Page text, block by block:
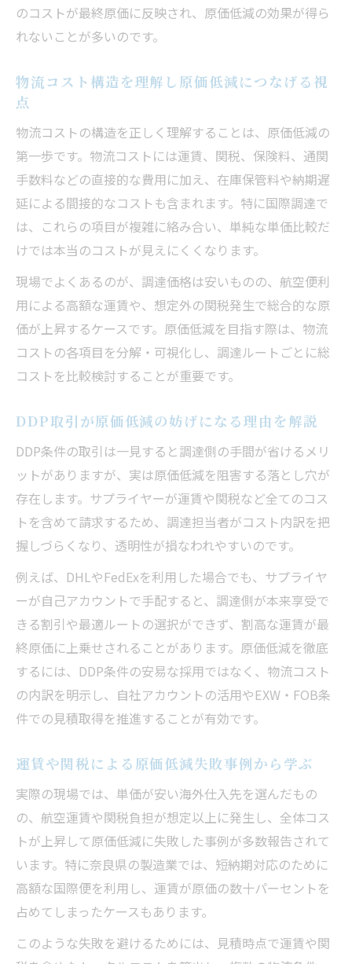
ト
原価低減のための物流コスト適正化実践ポ
現場視点で進める原価低減とコスト比較の
物流コスト適正化で原価低減を確実に達成
する方法
DHLやFedEx活用による原価低減の最前線
物流業務プロセス別の原価低減アプローチ
安価な単価に潜む見積もりリスクを見抜く方法
安価な単価の裏に潜む物流コストを見抜く
視点
DDP条件で見積もりリスクが高まる仕組み
説
見積単価だけで判断しない原価低減のコツ
DHLやFedEx利用で変わる総コスト管理術
原価低減を加速させるDHL・FedEx活用術
の基本
DHLやFedExで物流コストを抑える原価低
減戦略
国際輸送アカウント活用で原価低減を目指
す方法
総コスト最適化による原価低減の実現ステ
ップ
DHLやFedEx利用時の原価低減リスクを回
避する
トータルコストの徹底比較で赤字を防ぐ考え方
な理由
総コストの比較で原価低減と赤字回避を両
立する
物流費や関税込みで見る原価低減の判断基
準
原価低減に役立つトータルコストの見える
のコストが最終原価に反映され、原価低減の効果が得ら
れないことが多いのです。
物流コスト構造を理解し原価低減につなげる視
点
物流コストの構造を正しく理解することは、原価低減の
第一歩です。物流コストには運賃、関税、保険料、通関
手数料などの直接的な費用に加え、在庫保管料や納期遅
延による間接的なコストも含まれます。特に国際調達で
は、これらの項目が複雑に絡み合い、単純な単価比較だ
けでは本当のコストが見えにくくなります。
現場でよくあるのが、調達価格は安いものの、航空便利
用による高額な運賃や、想定外の関税発生で総合的な原
価が上昇するケースです。原価低減を目指す際は、物流
コストの各項目を分解・可視化し、調達ルートごとに総
コストを比較検討することが重要です。
DDP取引が原価低減の妨げになる理由を解説
DDP条件の取引は一見すると調達側の手間が省けるメリ
ットがありますが、実は原価低減を阻害する落とし穴が
存在します。サプライヤーが運賃や関税など全てのコス
トを含めて請求するため、調達担当者がコスト内訳を把
握しづらくなり、透明性が損なわれやすいのです。
例えば、DHLやFedExを利用した場合でも、サプライヤ
ーが自己アカウントで手配すると、調達側が本来享受で
きる割引や最適ルートの選択ができず、割高な運賃が最
終原価に上乗せされることがあります。原価低減を徹底
するには、DDP条件の安易な採用ではなく、物流コスト
の内訳を明示し、自社アカウントの活用やEXW・FOB条
件での見積取得を推進することが有効です。
運賃や関税による原価低減失敗事例から学ぶ
実際の現場では、単価が安い海外仕入先を選んだもの
の、航空運賃や関税負担が想定以上に発生し、全体コス
トが上昇して原価低減に失敗した事例が多数報告されて
います。特に奈良県の製造業では、短納期対応のために
高額な国際便を利用し、運賃が原価の数十パーセントを
占めてしまったケースもあります。
このような失敗を避けるためには、見積時点で運賃や関